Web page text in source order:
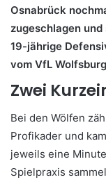
Osnabrück
zugeschlagen
19-jährige
vom VfL
Zwei
Bei den Wölfen
Profikader und
jeweils eine
Spielpraxis